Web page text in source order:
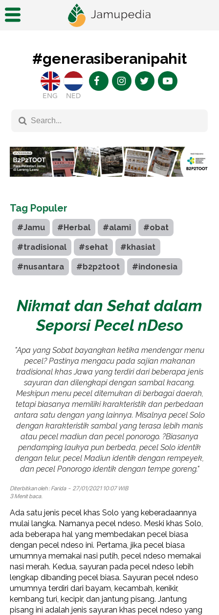
#generasiberanipahit
ENG NED
Tag Populer
#Jamu #Herbal #alami #obat
#tradisional #sehat #khasiat
#nusantara #b2p2toot #indonesia
Nikmat dan Sehat dalam
Seporsi Pecel nDeso
"Apa yang Sobat bayangkan ketika mendengar menu
pecel? Pastinya mengacu pada sajian makanan
tradisional khas Jawa yang terdiri dari beberapa jenis
sayuran dan dilengkapi dengan sambal kacang.
Meskipun menu pecel ditemukan di berbagai daerah,
tetapi biasanya memiliki karakteristik dan perbedaan
antara satu dengan yang lainnya. Misalnya pecel Solo
dengan karakteristik sambal yang terasa lebih manis
atau pecel madiun dan pecel ponorogo. ?Biasanya
pendamping laukya pun berbeda, pecel Solo identik
dengan telur, pecel Madiun identik dengan rempeyek,
dan pecel Ponorogo identik dengan tempe goreng."
Diterbitkan oleh : Farida- 27/01/2021 10:07 WIB
3 Menit baca.
Ada satu jenis pecel khas Solo yang keberadaannya
mulai langka. Namanya pecel ndeso. Meski khas Solo,
ada beberapa hal yang membedakan pecel biasa
dengan pecel ndeso ini. Pertama, jika pecel biasa
umumnya memakai nasi putih, pecel ndeso memakai
nasi merah. Kedua, sayuran pada pecel ndeso lebih
lengkap dibanding pecel biasa. Sayuran pecel ndeso
umumnya terdiri dari bayam, kecambah, kenikir,
kembang turi, kecipir, dan jantung pisang. Jantung
pisang ini adalah jenis sayuran khas pecel ndeso yang